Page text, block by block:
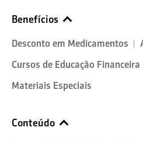
Benefícios
Desconto em Medicamentos
Cursos de Educação Financeira
Materiais Especiais
Conteúdo